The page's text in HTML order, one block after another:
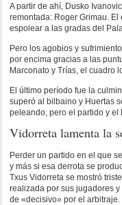
A partir de ahí, Dusko
remontada: Roger Grimau.
espolear a las gradas del
Pero los agobios y
por encima gracias a las
Marconato y Trías, el cuadro
El último período fue la
superó al bilbaino y Huertas
peleando, pero el partido y
Vidorreta lamenta la
Perder un partido en el que
y más si esa derrota se
Txus Vidorreta se mostró
realizada por sus jugadores
de «decisivo» por el arbitraje.